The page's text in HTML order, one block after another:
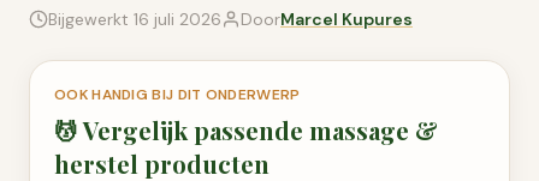
Bijgewerkt 16 juli 2026 DoorMarcel Kupures
OOK HANDIG BIJ DIT ONDERWERP
💆Vergelijk passende massage &
herstel producten